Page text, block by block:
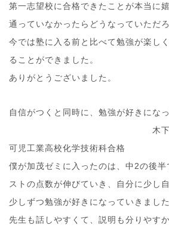
第一志望校に合格できたことが本当に
通っていなかったらどうなっていただ
今では塾に入る前と比べて勉強が楽し
ることができました。
ありがとうございました。
自信がつくと同時に、勉強が好きにな
木下磨稀（川辺
可児工業高校化学技術科合格
僕が加茂ゼミに入ったのは、中2の後
ストの点数が伸びていき、自分に少し
少しずつ勉強が好きになっていきました
先生も話しやすくて、説明も分りやす